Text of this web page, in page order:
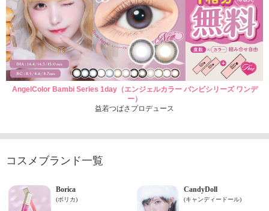
AngelColor Bambi Series 1day（エンジェルカラー バンビシリーズ ワンデ
ー）
益若つばさプロデュース
コスメブランド一覧